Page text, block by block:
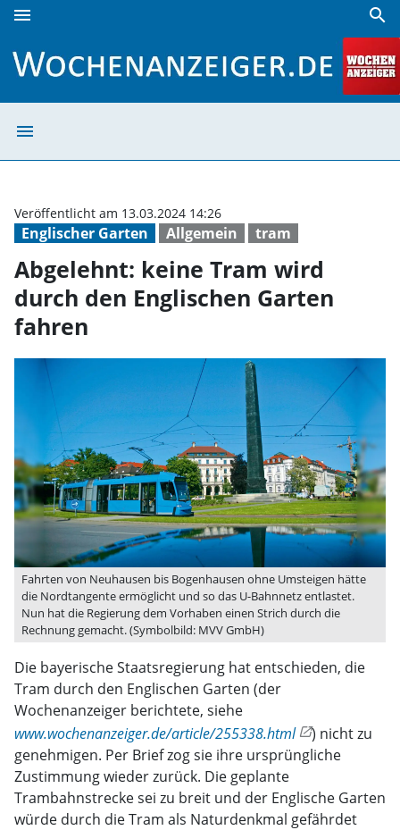
menu search
menu
Englischer Garten Allgemein tram
Veröffentlicht am 13.03.2024 14:26
Abgelehnt: keine Tram wird
durch den Englischen Garten
fahren
Fahrten von Neuhausen bis Bogenhausen ohne Umsteigen hätte
die Nordtangente ermöglicht und so das U-Bahnnetz entlastet.
Nun hat die Regierung dem Vorhaben einen Strich durch die
Rechnung gemacht. (Symbolbild: MVV GmbH)
Die bayerische Staatsregierung hat entschieden, die
Tram durch den Englischen Garten (der
Wochenanzeiger berichtete, siehe
www.wochenanzeiger.de/article/255338.html
) nicht zu
genehmigen. Per Brief zog sie ihre ursprüngliche
Zustimmung wieder zurück. Die geplante
Trambahnstrecke sei zu breit und der Englische Garten
würde durch die Tram als Naturdenkmal gefährdet